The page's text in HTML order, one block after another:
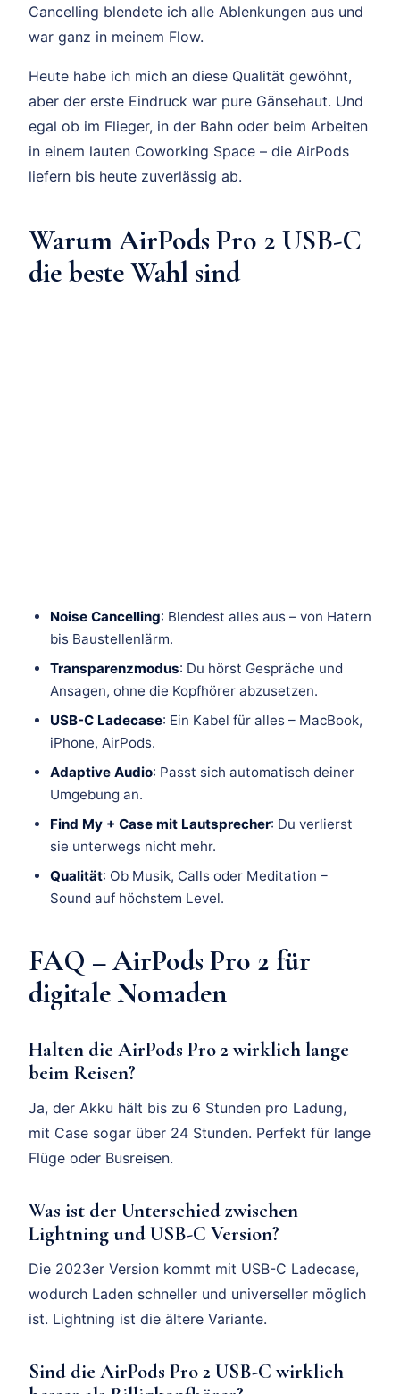
Cancelling blendete ich alle Ablenkungen aus und
war ganz in meinem Flow.
Heute habe ich mich an diese Qualität gewöhnt,
aber der erste Eindruck war pure Gänsehaut. Und
egal ob im Flieger, in der Bahn oder beim Arbeiten
in einem lauten Coworking Space – die AirPods
liefern bis heute zuverlässig ab.
Warum AirPods Pro 2 USB-C
die beste Wahl sind
Noise Cancelling: Blendest alles aus – von Hatern
bis Baustellenlärm.
Transparenzmodus: Du hörst Gespräche und
Ansagen, ohne die Kopfhörer abzusetzen.
USB-C Ladecase: Ein Kabel für alles – MacBook,
iPhone, AirPods.
Adaptive Audio: Passt sich automatisch deiner
Umgebung an.
Find My + Case mit Lautsprecher: Du verlierst
sie unterwegs nicht mehr.
Qualität: Ob Musik, Calls oder Meditation –
Sound auf höchstem Level.
FAQ – AirPods Pro 2 für
digitale Nomaden
Halten die AirPods Pro 2 wirklich lange
beim Reisen?
Ja, der Akku hält bis zu 6 Stunden pro Ladung,
mit Case sogar über 24 Stunden. Perfekt für lange
Flüge oder Busreisen.
Was ist der Unterschied zwischen
Lightning und USB-C Version?
Die 2023er Version kommt mit USB-C Ladecase,
wodurch Laden schneller und universeller möglich
ist. Lightning ist die ältere Variante.
Sind die AirPods Pro 2 USB-C wirklich